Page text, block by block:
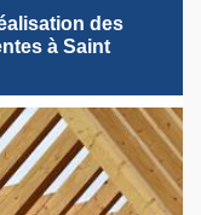
des
à Saint